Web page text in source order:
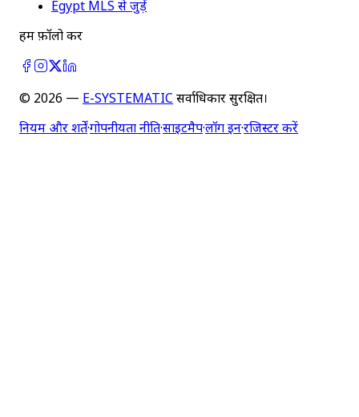
Egypt MLS से जुड़ें
हमें फ़ॉलो करें
© 2026 — E-SYSTEMATICसर्वाधिकार सुरक्षित।
नियम और शर्तें·गोपनीयता नीति·साइटमैप·लॉग इन·रजिस्टर करें